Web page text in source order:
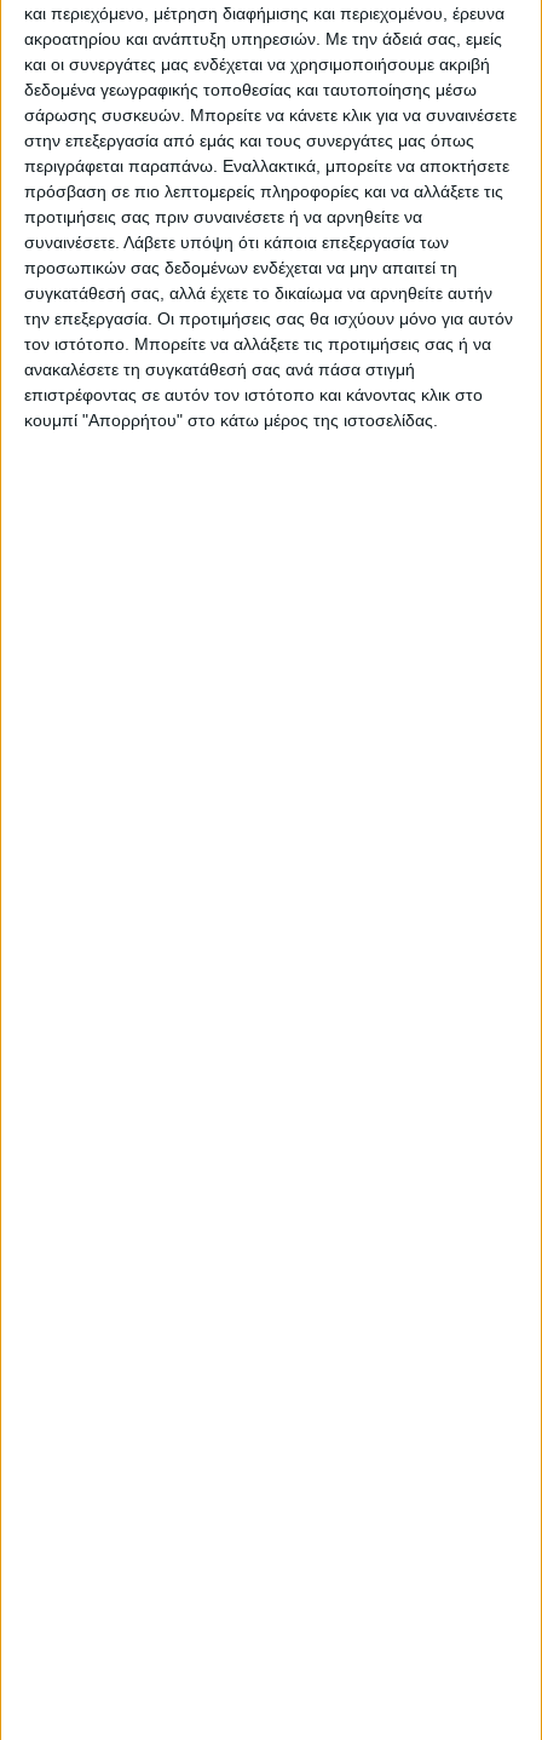
και περιεχόμενο, μέτρηση διαφήμισης και περιεχομένου, έρευνα
ακροατηρίου και ανάπτυξη υπηρεσιών. Με την άδειά σας, εμείς
και οι συνεργάτες μας ενδέχεται να χρησιμοποιήσουμε ακριβή
δεδομένα γεωγραφικής τοποθεσίας και ταυτοποίησης μέσω
σάρωσης συσκευών. Μπορείτε να κάνετε κλικ για να συναινέσετε
στην επεξεργασία από εμάς και τους συνεργάτες μας όπως
περιγράφεται παραπάνω. Εναλλακτικά, μπορείτε να αποκτήσετε
πρόσβαση σε πιο λεπτομερείς πληροφορίες και να αλλάξετε τις
προτιμήσεις σας πριν συναινέσετε ή να αρνηθείτε να
συναινέσετε. Λάβετε υπόψη ότι κάποια επεξεργασία των
προσωπικών σας δεδομένων ενδέχεται να μην απαιτεί τη
συγκατάθεσή σας, αλλά έχετε το δικαίωμα να αρνηθείτε αυτήν
την επεξεργασία. Οι προτιμήσεις σας θα ισχύουν μόνο για αυτόν
τον ιστότοπο. Μπορείτε να αλλάξετε τις προτιμήσεις σας ή να
ανακαλέσετε τη συγκατάθεσή σας ανά πάσα στιγμή
επιστρέφοντας σε αυτόν τον ιστότοπο και κάνοντας κλικ στο
κουμπί "Απορρήτου" στο κάτω μέρος της ιστοσελίδας.
ηγεσία του Προέδρου Ρετζέπ Ταγίπ
Ερντογάν, ο Ακάρ είπε: «Υπερασπιζόμαστε
τα δικαιώματα και το δίκαιο της χώρας μας
και του έθνους μας με πολιτικές με
προσωπικότητα και ταυτότητα παντού.
Επιπλέον, υπερασπιζόμαστε τα δικαιώματα
και τους νόμους φιλικών και αδελφικών
χωρών όπως η Κύπρος, το Αζερμπαϊτζάν και
η Λιβύη. Συνεχίζουμε να στεκόμαστε δίπλα
τους», είπε.
Πηγή:cnn.gr
Τελευταίες Ειδήσεις Σήμερα